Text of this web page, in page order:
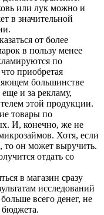
или лук можно и
в значительной
от более
в пользу менее
по
приобретая
большинстве
и за рекламу,
этой продукции.
товары по
И, конечно, же не
Хотя, если
то он может выручить.
отдать со
в магазин сразу
исследований
всего денег, не
бюджета.